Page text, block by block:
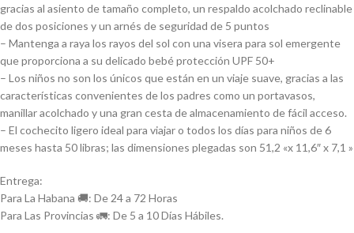
gracias al asiento de tamaño completo, un respaldo acolchado reclinable
de dos posiciones y un arnés de seguridad de 5 puntos
– Mantenga a raya los rayos del sol con una visera para sol emergente
que proporciona a su delicado bebé protección UPF 50+
– Los niños no son los únicos que están en un viaje suave, gracias a las
características convenientes de los padres como un portavasos,
manillar acolchado y una gran cesta de almacenamiento de fácil acceso.
– El cochecito ligero ideal para viajar o todos los días para niños de 6
meses hasta 50 libras; las dimensiones plegadas son 51,2 «x 11,6″ x 7,1 »
Entrega:
Para La Habana 🚚: De 24 a 72 Horas
Para Las Provincias 🚛: De 5 a 10 Días Hábiles.